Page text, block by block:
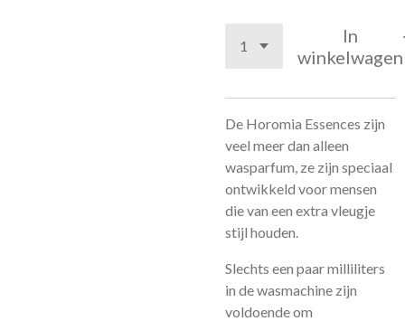
In
winkelwagen
De Horomia Essences zijn
veel meer dan alleen
wasparfum, ze zijn speciaal
ontwikkeld voor mensen
die van een extra vleugje
stijl houden.
Slechts een paar milliliters
in de wasmachine zijn
voldoende om